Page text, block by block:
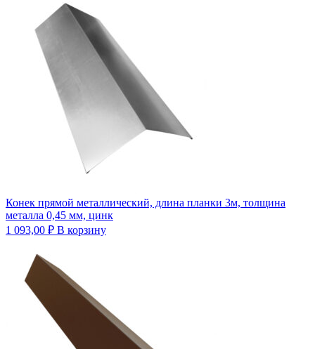
Конек прямой металлический, длина планки 3м, толщина
металла 0,45 мм, цинк
1 093,00 ₽ В корзину